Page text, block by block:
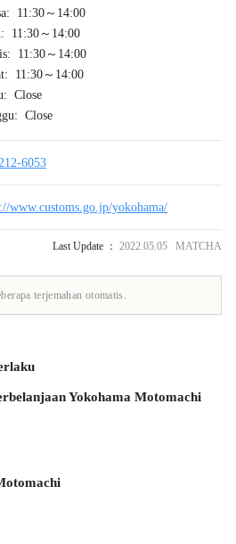
11:30～14:00
11:30～14:00
11:30～14:00
11:30～14:00
Close
Close
6053
www.customs.go.jp/yokohama/
Last Update ： 2022.05.05 MATCHA
terjemahan otomatis.
Yokohama Motomachi